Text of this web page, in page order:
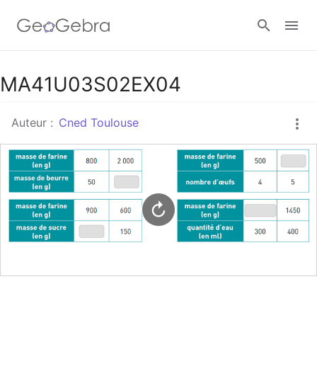
Google Classroom
Classe GeoGebra
Se connecter
MA41U03S02EX04
Auteur : Cned Toulouse